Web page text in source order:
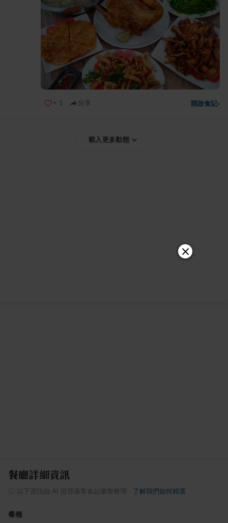
+ 1 分享 開啟食記›
載入更多動態
餐廳詳細資訊
以下資訊由 AI 從部落客食記彙整整理 了解我們如何精選
餐種